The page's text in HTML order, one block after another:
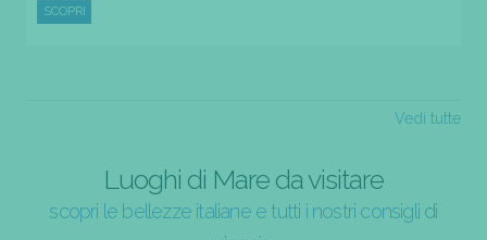
SCOPRI
Vedi tutte
Luoghi di Mare da visitare
scopri le bellezze italiane e tutti i nostri consigli di